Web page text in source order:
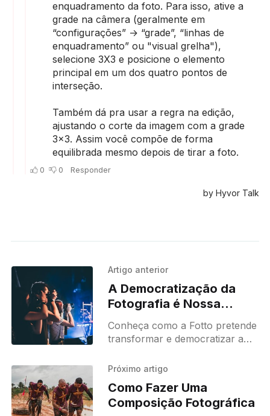
Artigo anterior
A Democratização da
Fotografia é Nossa
Missão: CEO da Fotto
Conheça como a Fotto pretende
transformar e democratizar a
estou muito motivado em
pensamos. Nossa verdadeira
Próximo artigo
Como Fazer Uma
Composição Fotográfica